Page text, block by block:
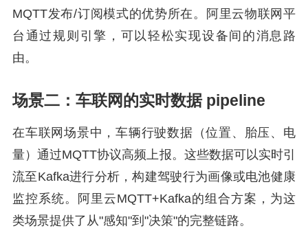
MQTT发布/订阅模式的优势所在。阿里云物联网平
台通过规则引擎，可以轻松实现设备间的消息路
由。
场景二：车联网的实时数据 pipeline
在车联网场景中，车辆行驶数据（位置、胎压、电
量）通过MQTT协议高频上报。这些数据可以实时引
流至Kafka进行分析，构建驾驶行为画像或电池健康
监控系统。阿里云MQTT+Kafka的组合方案，为这
类场景提供了从"感知"到"决策"的完整链路。